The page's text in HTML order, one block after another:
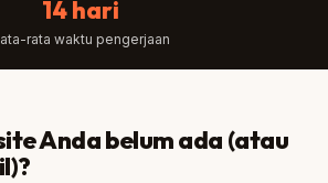
14 hari
rata waktu pengerjaan
Anda belum ada (atau